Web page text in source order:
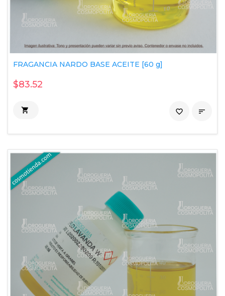
FRAGANCIA NARDO BASE ACEITE [60 g]
$83.52
 
favorite_border